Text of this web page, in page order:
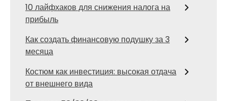
10 лайфхаков для снижения налога на
прибыль
Как создать финансовую подушку за 3
месяца
Костюм как инвестиция: высокая отдача
от внешнего вида